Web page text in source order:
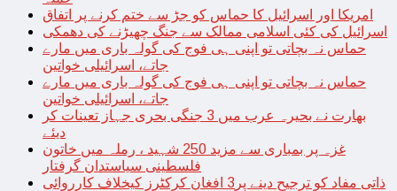
امریکا اور اسرائیل کا حماس کو جڑ سے ختم کرنے پر اتفاق
اسرائیل کی کئی اسلامی ممالک سے جنگ چھیڑنے کی دھمکی
حماس نہ بچاتی تو اپنی ہی فوج کی گولہ باری میں مارے
جاتے، اسرائیلی خواتین
حماس نہ بچاتی تو اپنی ہی فوج کی گولہ باری میں مارے
جاتے، اسرائیلی خواتین
بھارت نے بحیرہ عرب میں 3 جنگی بحری جہاز تعینات کر
دیئے
غزہ پر بمباری سے مزید 250 شہید ، رملہ میں خاتون
فلسطینی سیاستدان گرفتار
ذاتی مفاد کو ترجیح دینے پر3 افغان کرکٹرز کیخلاف کارروائی